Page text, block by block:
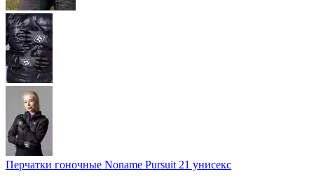
Перчатки гоночные Noname Pursuit 21 унисекс